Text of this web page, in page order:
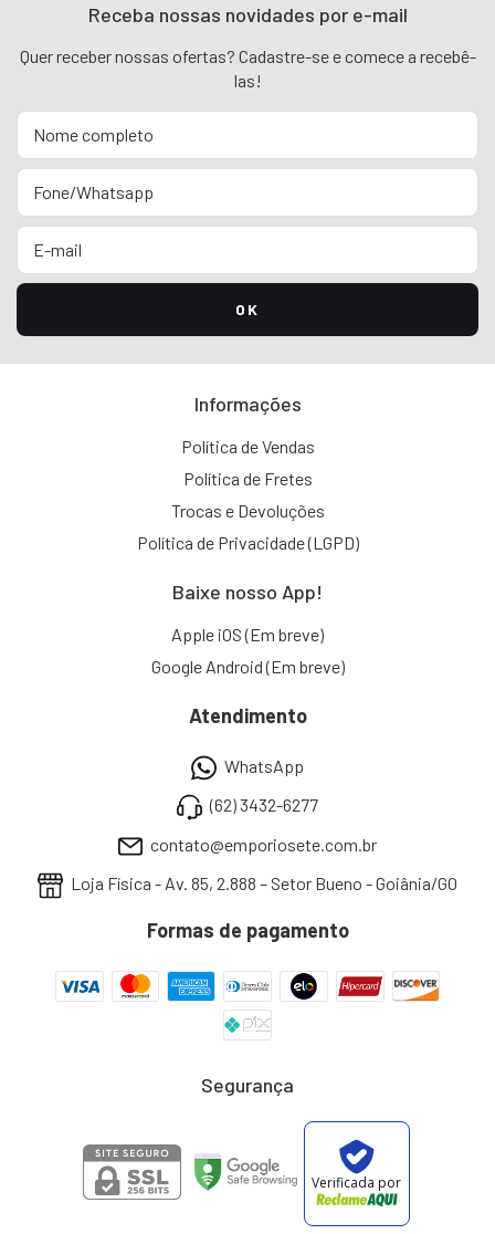
Receba nossas novidades por e-mail
Quer receber nossas ofertas? Cadastre-se e comece a recebê-
las!
Informações
Política de Vendas
Política de Fretes
Trocas e Devoluções
Política de Privacidade (LGPD)
Baixe nosso App!
Apple iOS (Em breve)
Google Android (Em breve)
Atendimento
WhatsApp
(62) 3432-6277
contato@emporiosete.com.br
Loja Física - Av. 85, 2.888 – Setor Bueno - Goiânia/GO
Formas de pagamento
Segurança
Verificada por